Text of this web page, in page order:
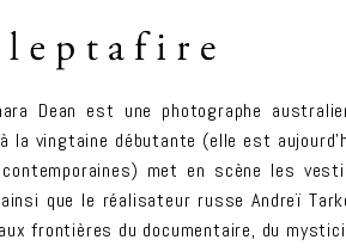
Dean est une photographe
la vingtaine débutante (elle est
met en scène les
que le réalisateur russe Andreï
frontières du documentaire, du